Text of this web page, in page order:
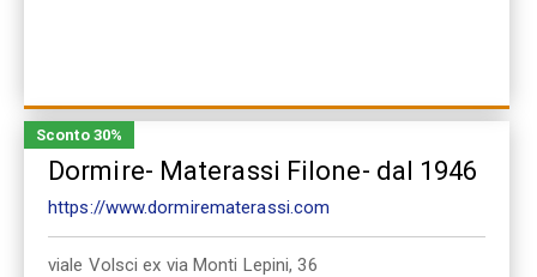
Sconto 30%
Dormire- Materassi Filone- dal 1946
https://www.dormirematerassi.com
viale Volsci ex via Monti Lepini, 36